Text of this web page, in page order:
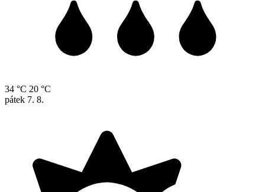
34 °C 20 °C
pátek 7. 8.